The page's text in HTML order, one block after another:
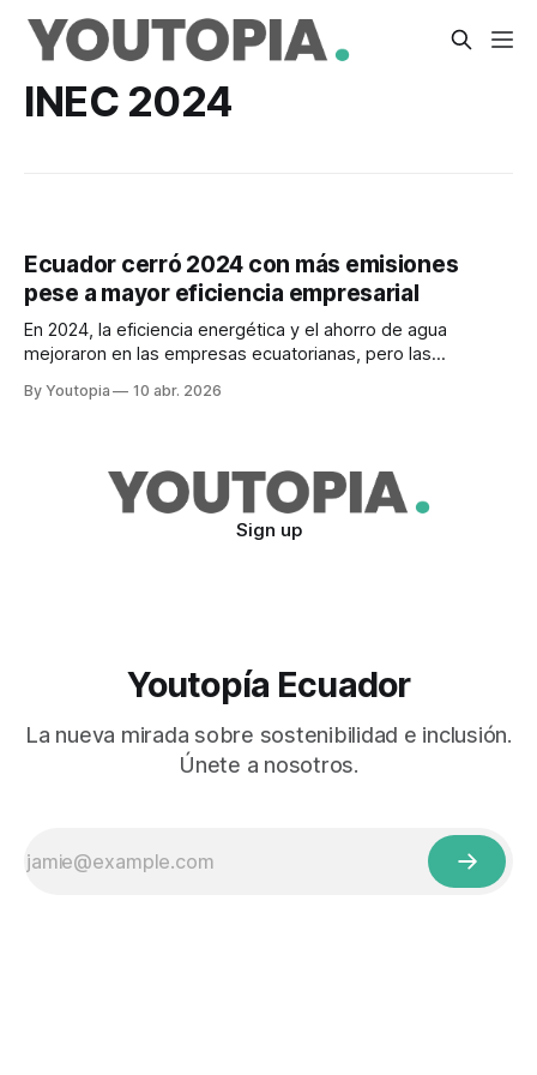
INEC 2024
Ecuador cerró 2024 con más emisiones
pese a mayor eficiencia empresarial
En 2024, la eficiencia energética y el ahorro de agua
mejoraron en las empresas ecuatorianas, pero las
By Youtopia 10 abr. 2026
Sign up
Youtopía Ecuador
La nueva mirada sobre sostenibilidad e inclusión.
Únete a nosotros.